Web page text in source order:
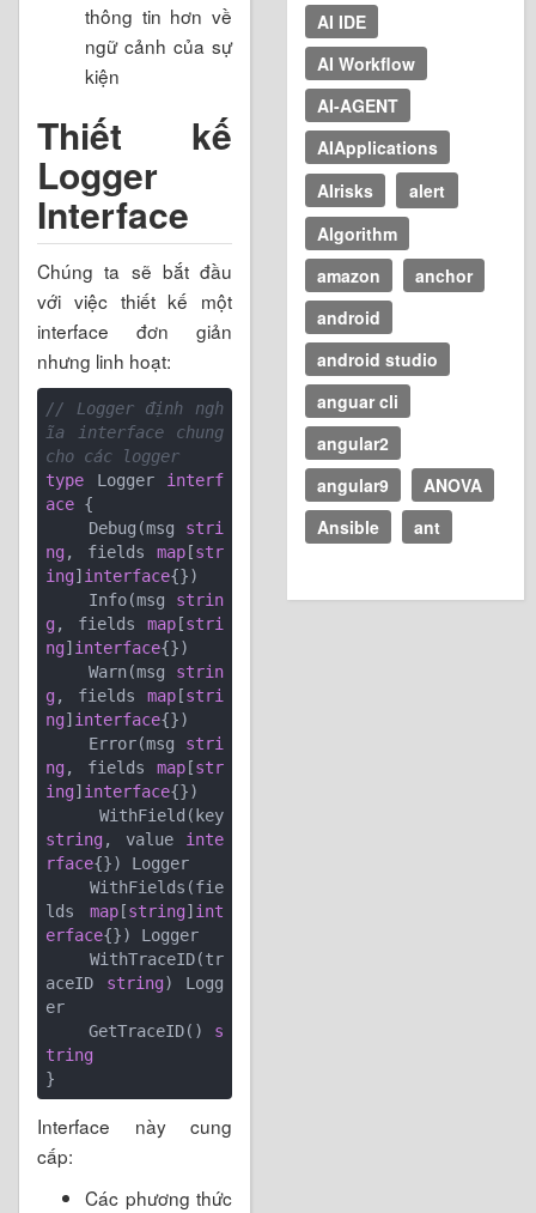
thông tin hơn về
ngữ cảnh của sự
kiện
Thiết kế
Logger
Interface
Chúng ta sẽ bắt đầu
với việc thiết kế một
interface đơn giản
nhưng linh hoạt:
// Logger định ngh
ĩa interface chung
cho các logger
type Logger interf
ace {
    Debug(msg
stri
ng , fields map[str
ing] interface{})
    Info(msg
strin
g , fields map[stri
ng] interface{})
    Warn(msg
strin
g , fields map[stri
ng] interface{})
    Error(msg
stri
ng , fields map[str
ing] interface{})
    WithField(key
string , value inte
rface{}) Logger
lds map[string] int
erface{}) Logger
aceID string) Logg
er
    GetTraceID()
s
tring
Interface này cung
cấp:
Các phương thức
AI IDE
AI Workflow
AI-AGENT
AIApplications
AIrisks
alert
Algorithm
amazon
anchor
android
android studio
anguar cli
angular2
angular9
ANOVA
Ansible
ant